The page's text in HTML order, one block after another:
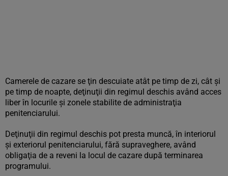
Camerele de cazare se ţin descuiate atât pe timp de zi, cât şi
pe timp de noapte, deţinuţii din regimul deschis având acces
liber în locurile şi zonele stabilite de administraţia
penitenciarului.
Deţinuţii din regimul deschis pot presta muncă, în interiorul
şi exteriorul penitenciarului, fără supraveghere, având
obligaţia de a reveni la locul de cazare după terminarea
programului.